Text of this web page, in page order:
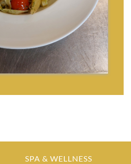
SPA & WELLNESS